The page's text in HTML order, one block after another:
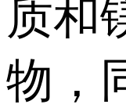
质和
物，